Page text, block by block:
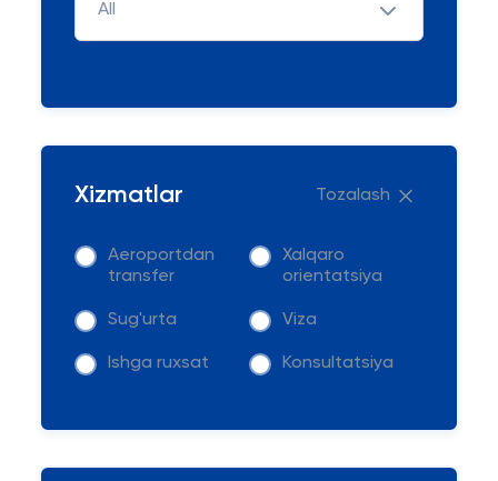
All
Xizmatlar Tozalash
Aeroportdan
transfer
Xalqaro
orientatsiya
Sug'urta Viza
Ishga ruxsat Konsultatsiya